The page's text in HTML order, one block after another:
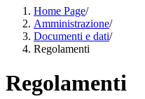
Home Page/
Amministrazione/
Documenti e dati/
Regolamenti
Regolamenti